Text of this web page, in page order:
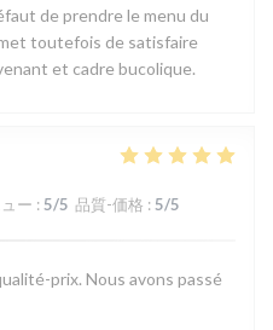
de prendre le menu du
toutefois de satisfaire
et cadre bucolique.
ー : 5/5 品質-価格 : 5/5
prix. Nous avons passé